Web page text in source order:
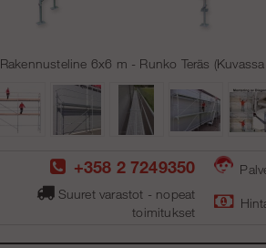
Rakennusteline 6x6 m - Runko Teräs
+358 2 7249350
Suuret varastot - nopeat
toimitukset